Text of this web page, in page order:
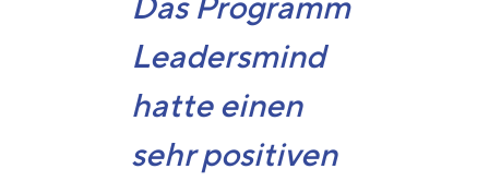
Leadersmind
hatte einen
sehr positiven